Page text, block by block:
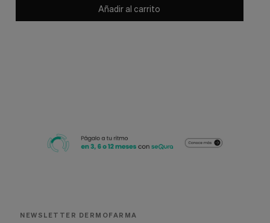
Añadir al carrito
NEWSLETTER DERMOFARMA